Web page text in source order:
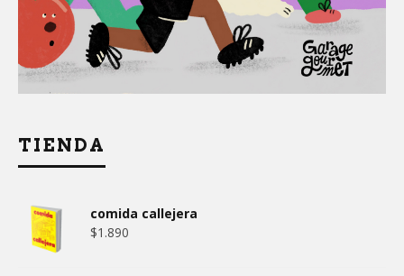
TIENDA
comida callejera
$1.890